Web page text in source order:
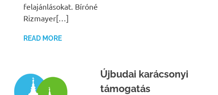
felajánlásokat. Bíróné
Rizmayer[…]
READ MORE
Újbudai karácsonyi
támogatás